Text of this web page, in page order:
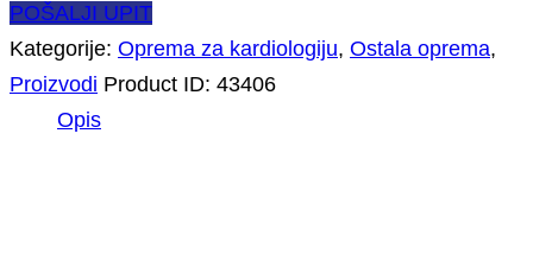
POŠALJI UPIT
Kategorije: Oprema za kardiologiju, Ostala oprema,
Proizvodi Product ID: 43406
Opis